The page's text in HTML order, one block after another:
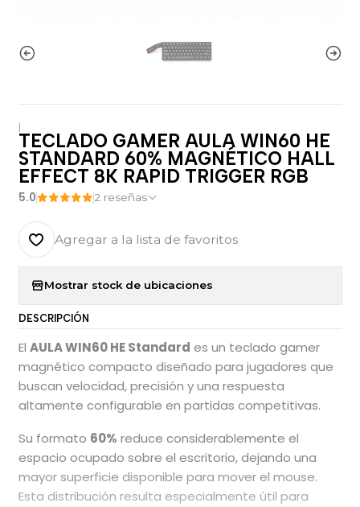
|
TECLADO GAMER AULA WIN60 HE
STANDARD 60% MAGNÉTICO HALL
EFFECT 8K RAPID TRIGGER RGB
5.0 2 reseñas
Agregar a la lista de favoritos
Mostrar stock de ubicaciones
DESCRIPCIÓN
El AULA WIN60 HE Standard es un teclado gamer
magnético compacto diseñado para jugadores que
buscan velocidad, precisión y una respuesta
altamente configurable en partidas competitivas.
Su formato 60% reduce considerablemente el
espacio ocupado sobre el escritorio, dejando una
mayor superficie disponible para mover el mouse.
Esta distribución resulta especialmente útil para